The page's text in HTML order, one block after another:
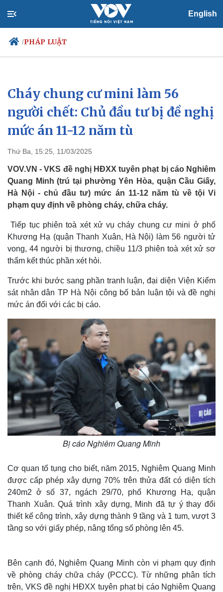
English
/PHÁP LUẬT
Chính trị
Tổ chức nhân sự
Quốc hội
Xã hội
Tin 24h
Dự báo thời tiết
Giáo dục
Cháy chung cư mini làm 56
người chết: Chủ đầu tư bị đề nghị
mức án 11-12 năm tù
Thứ Ba, 15:25, 11/03/2025
VOV.VN - VKS đề nghị HĐXX tuyên phạt bị cáo Nghiêm
Quang Minh (trú tại phường Yên Hòa, quận Cầu Giấy,
Hà Nội - chủ đầu tư) mức án 11-12 năm tù về tội Vi
phạm quy định về phòng cháy, chữa cháy.
Tiếp tục phiên toà xét xử vụ cháy chung cư mini ở phố
Khương Hạ (quận Thanh Xuân, Hà Nội) làm 56 người tử
vong, 44 người bị thương, chiều 11/3 phiên toà xét xử sơ
thẩm kết thúc phần xét hỏi.
Trước khi bước sang phần tranh luận, đại diện Viện Kiểm
sát nhân dân TP Hà Nội công bố bản luận tội và đề nghị
mức án đối với các bị cáo.
Bị cáo Nghiêm Quang Minh
Cơ quan tố tụng cho biết, năm 2015, Nghiêm Quang Minh
được cấp phép xây dựng 70% trên thửa đất có diện tích
240m2 ở số 37, ngách 29/70, phố Khương Hạ, quận
Thanh Xuân. Quá trình xây dựng, Minh đã tự ý thay đổi
thiết kế công trình, xây dựng thành 9 tầng và 1 tum, vượt 3
tầng so với giấy phép, nâng tổng số phòng lên 45.
Bên cạnh đó, Nghiêm Quang Minh còn vi phạm quy định
về phòng cháy chữa cháy (PCCC). Từ những phân tích
trên, VKS đề nghị HĐXX tuyên phạt bị cáo Nghiêm Quang